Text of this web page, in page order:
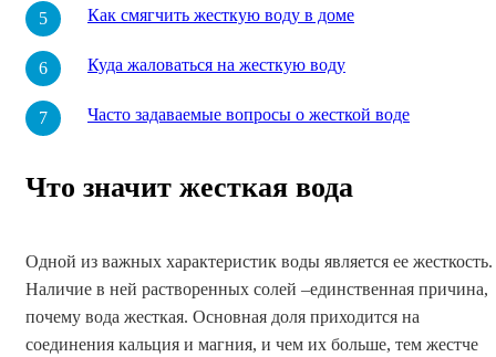
Как смягчить жесткую воду в доме
Куда жаловаться на жесткую воду
Часто задаваемые вопросы о жесткой воде
Что значит жесткая вода
Одной из важных характеристик воды является ее жесткость.
Наличие в ней растворенных солей –единственная причина,
почему вода жесткая. Основная доля приходится на
соединения кальция и магния, и чем их больше, тем жестче